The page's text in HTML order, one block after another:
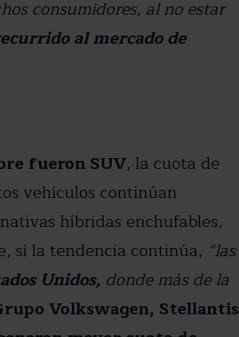
consumidores, al no estar
al mercado de
fueron SUV, la cuota de
vehículos continúan
híbridas enchufables,
si la tendencia continúa, “las
Unidos, donde más de la
Volkswagen, Stellantis